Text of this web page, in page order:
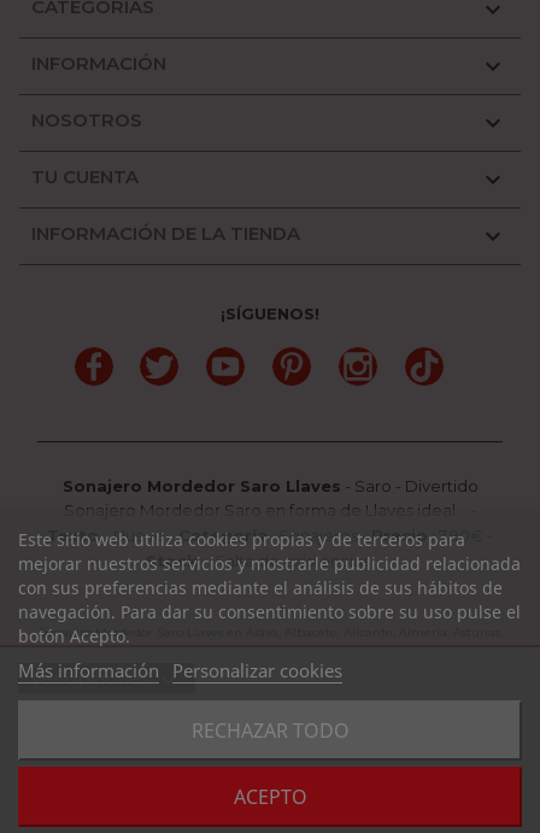
Ver opcionesexpand_more
COMPRAR
favorite_border
CATEGORÍAS 
INFORMACIÓN 
NOSOTROS 
TU CUENTA 
INFORMACIÓN DE LA TIENDA 
¡SÍGUENOS!
FacebookTwitter YouTube PinterestInstagramTikTok
Sonajero Mordedor Saro Llaves - Saro - Divertido
Sonajero Mordedor Saro en forma de Llaves ideal...
Texto:Nuevo-Categoría:Sonajeros-Precio :7.90
Stock: Falta de existencias
Este sitio web utiliza cookies propias y de terceros para
mejorar nuestros servicios y mostrarle publicidad relacionada
con sus preferencias mediante el análisis de sus hábitos de
navegación. Para dar su consentimiento sobre su uso pulse el
botón Acepto.
Más información Personalizar cookies
RECHAZAR TODO
ACEPTO
Sonajero Mordedor Saro Llaves en Álava, Albacete, Alicante, Almería, Asturias,
Real, Córdoba, La Coruña, La Rioja, Cuenca, Girona, Granada, Guadalajara,
Guipuzcoa, Huelva, Huesca, Jaen, León, Lleida, Lugo, Madrid, Málaga, Murcia,
Navarra, Orense, Palencia, Pontevedra, Rioja, Salamanca, Segovia, Sevilla,